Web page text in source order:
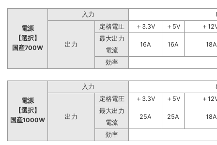
電源
【選択】
国産700W
入力
出力
定格電圧 ＋3.3V ＋5V
＋
最大出力
16A
16A
18A
電流
効率
電源
【選択】
国産1000W
入力
出力
定格電圧 ＋3.3V ＋5V
＋
最大出力
25A
25A
18A
電流
効率